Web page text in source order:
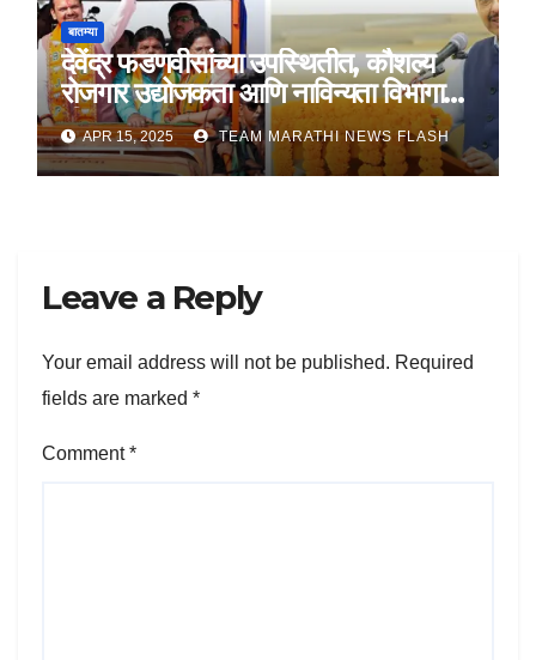
बातम्या
देवेंद्र फडणवीसांच्या उपस्थितीत, कौशल्य
रोजगार उद्योजकता आणि नाविन्यता विभागाचे
तीन सामंजस्य करार
APR 15, 2025 TEAM MARATHI NEWS FLASH
Leave a Reply
Your email address will not be published. Required
fields are marked *
Comment*